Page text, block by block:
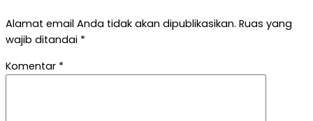
Alamat email Anda tidak akan dipublikasikan. Ruas yang
wajib ditandai *
Komentar *